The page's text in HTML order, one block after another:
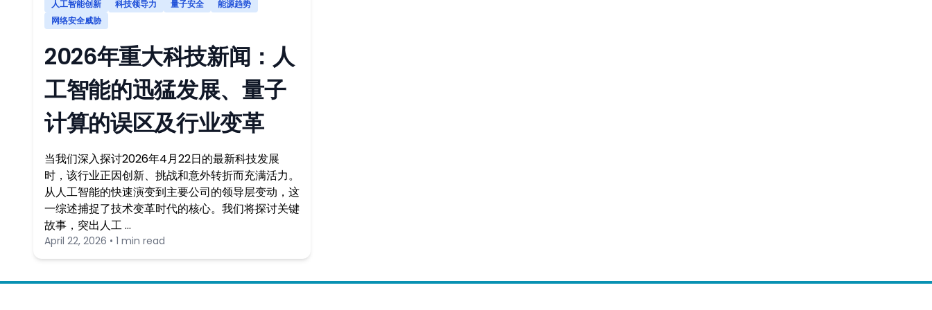
人工智能创新 科技领导力 量子安全
能源趋势
网络安全威胁
2026年重大科技新闻：人
工智能的迅猛发展、量子
计算的误区及行业变革
当我们深入探讨2026年4月22日的最新科技发展
时，该行业正因创新、挑战和意外转折而充满活力。
从人工智能的快速演变到主要公司的领导层变动，这
一综述捕捉了技术变革时代的核心。我们将探讨关键
故事，突出人工 …
April 22, 2026 • 1 min read